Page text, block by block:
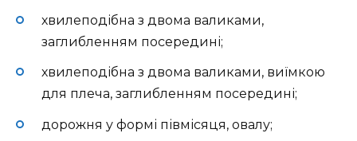
хвилеподібна з двома валиками,
заглибленням посередині;
хвилеподібна з двома валиками, виїмкою
для плеча, заглибленням посередині;
дорожня у формі півмісяця, овалу;